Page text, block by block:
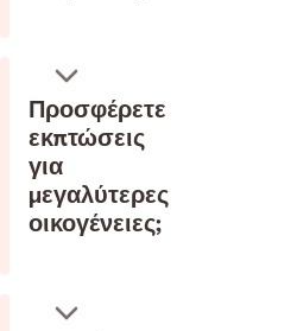
Προσφέρετε
εκπτώσεις
για
μεγαλύτερες
οικογένειες;